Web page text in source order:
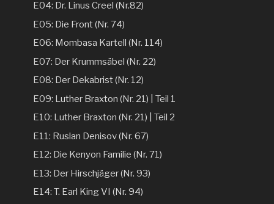
E04: Dr. Linus Creel (Nr.82)
E05: Die Front (Nr. 74)
E06: Mombasa Kartell (Nr. 114)
E07: Der Krummsäbel (Nr. 22)
E08: Der Dekabrist (Nr. 12)
E09: Luther Braxton (Nr. 21) | Teil 1
E10: Luther Braxton (Nr. 21) | Teil 2
E11: Ruslan Denisov (Nr. 67)
E12: Die Kenyon Familie (Nr. 71)
E13: Der Hirschjäger (Nr. 93)
E14: T. Earl King VI (Nr. 94)